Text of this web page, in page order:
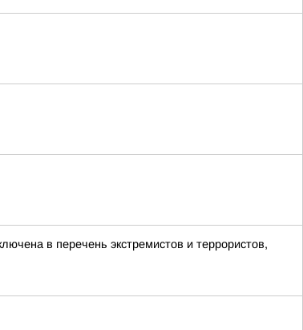
в перечень экстремистов и террористов,